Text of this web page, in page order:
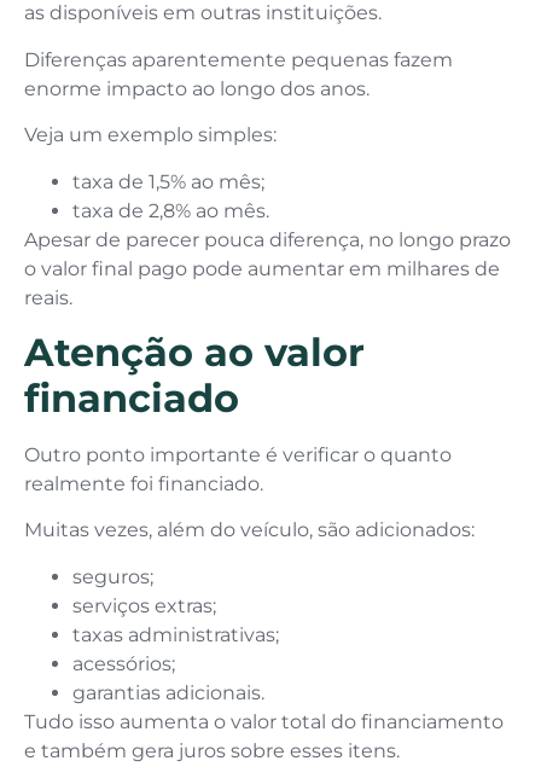
as disponíveis em outras instituições.
Diferenças aparentemente pequenas fazem
enorme impacto ao longo dos anos.
Veja um exemplo simples:
taxa de 1,5% ao mês;
taxa de 2,8% ao mês.
Apesar de parecer pouca diferença, no longo prazo
o valor final pago pode aumentar em milhares de
reais.
Atenção ao valor
financiado
Outro ponto importante é verificar o quanto
realmente foi financiado.
Muitas vezes, além do veículo, são adicionados:
seguros;
serviços extras;
taxas administrativas;
acessórios;
garantias adicionais.
Tudo isso aumenta o valor total do financiamento
e também gera juros sobre esses itens.